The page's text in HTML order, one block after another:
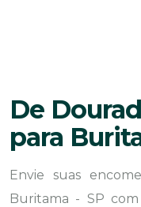
De
para
Envie suas
Buritama - SP